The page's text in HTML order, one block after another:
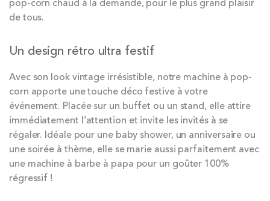
de tous.
Un design rétro ultra festif
Avec son look vintage irrésistible, notre machine à pop-
corn apporte une touche déco festive à votre
événement. Placée sur un buffet ou un stand, elle attire
immédiatement l’attention et invite les invités à se
régaler. Idéale pour une baby shower, un anniversaire ou
une soirée à thème, elle se marie aussi parfaitement avec
une machine à barbe à papa pour un goûter 100%
régressif !